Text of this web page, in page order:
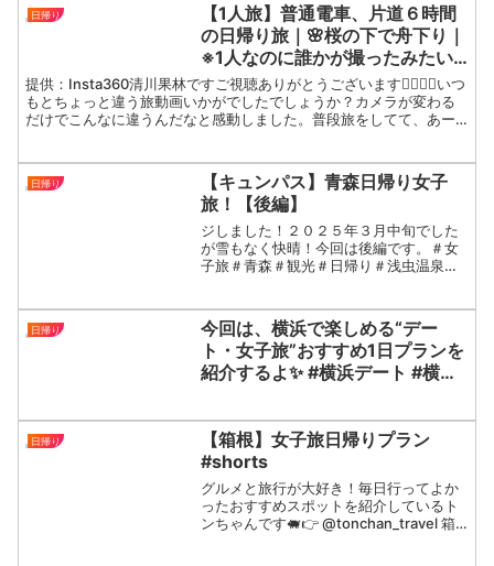
日帰り
【1人旅】普通電車、片道６時間
の日帰り旅｜🌸桜の下で舟下り｜
※1人なのに誰かが撮ったみたい
な映像が流れます｜大垣 川下り
提供：Insta360清川果林ですご視聴ありがとうございます🚣‍♀️🚣‍♀️いつ
もとちょっと違う旅動画いかがでしたでしょうか？カメラが変わる
だけでこんなに違うんだなと感動しました。普段旅をしてて、あー
日帰り
【キュンパス】青森日帰り女子
旅！【後編】
ジしました！２０２５年３月中旬でした
が雪もなく快晴！今回は後編です。＃女
子旅＃青森＃観光＃日帰り＃浅虫温泉＃
日帰り
今回は、横浜で楽しめる“デー
ト・女子旅”おすすめ1日プランを
紹介するよ✨ #横浜デート #横浜
ポット #女子旅 #週末旅行 #日帰
りデート #横浜ホテル
日帰り
【箱根】女子旅日帰りプラン
#shorts
グルメと旅行が大好き！毎日行ってよか
ったおすすめスポットを紹介しているト
ンちゃんです🐖👉​⁠ @tonchan_travel 箱